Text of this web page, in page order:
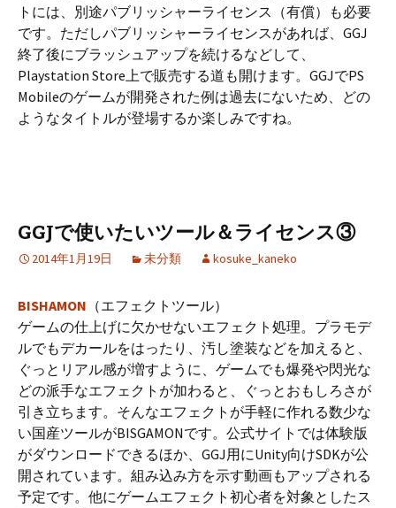
トには、別途パブリッシャーライセンス（有償）も必要
です。ただしパブリッシャーライセンスがあれば、GGJ
終了後にブラッシュアップを続けるなどして、
Playstation Store上で販売する道も開けます。GGJでPS
Mobileのゲームが開発された例は過去にないため、どの
ようなタイトルが登場するか楽しみですね。
GGJで使いたいツール＆ライセンス③
2014年1月19日 未分類 kosuke_kaneko
BISHAMON （エフェクトツール）
ゲームの仕上げに欠かせないエフェクト処理。プラモデ
ルでもデカールをはったり、汚し塗装などを加えると、
ぐっとリアル感が増すように、ゲームでも爆発や閃光な
どの派手なエフェクトが加わると、ぐっとおもしろさが
引き立ちます。そんなエフェクトが手軽に作れる数少な
い国産ツールがBISGAMONです。公式サイトでは体験版
がダウンロードできるほか、GGJ用にUnity向けSDKが公
開されています。組み込み方を示す動画もアップされる
予定です。他にゲームエフェクト初心者を対象としたス